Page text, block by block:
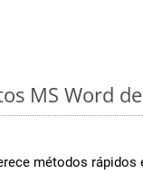
MS Word
métodos rápidos